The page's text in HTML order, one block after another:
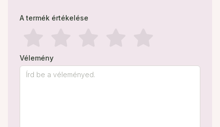
A termék értékelése
Vélemény